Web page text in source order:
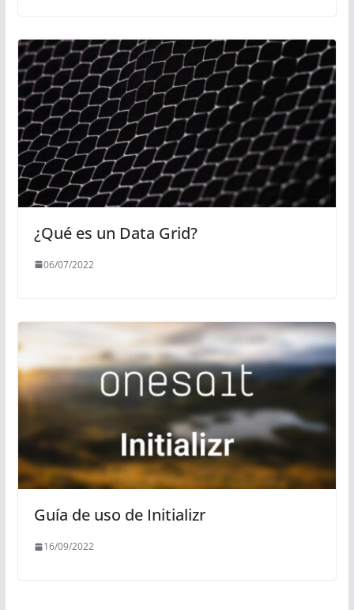
¿Qué es un Data Grid?
06/07/2022
Guía de uso de Initializr
16/09/2022